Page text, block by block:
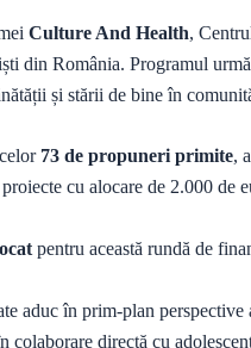
Culture And Health,
din România. Programul
și stării de bine în
73 de propuneri primite,
cu alocare de 2.000 de
pentru această rundă de
aduc în prim-plan
colaborare directă cu